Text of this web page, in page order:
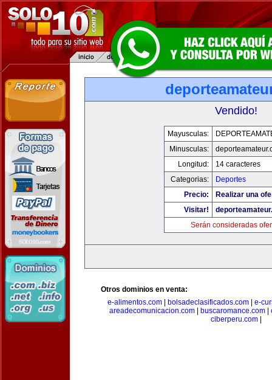
Vendido!
Mayusculas:
Minusculas:
Longitud:
14 caracteres
Categorias:
Deportes
Precio:
Realizar una
Visitar!
Serán consideradas
Otros dominios en venta:
e-alimentos.com| bolsadeclasificados.com| e-
areadecomunicacion.com| buscaromance.com|
ciberperu.com